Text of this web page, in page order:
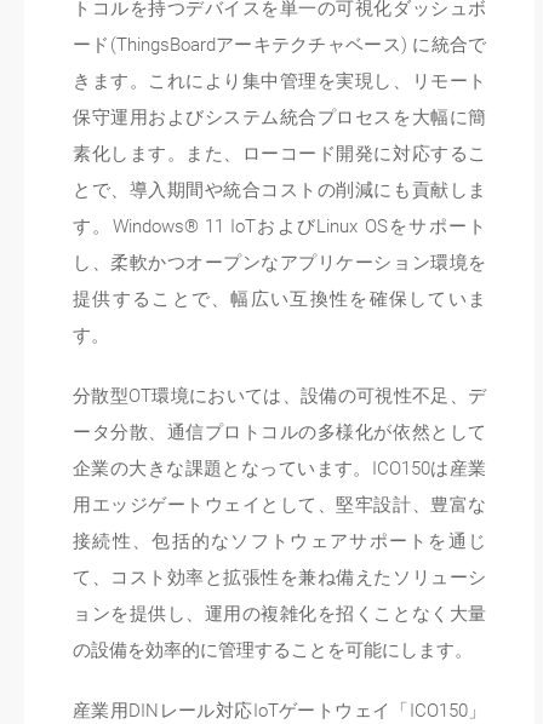
トコルを持つデバイスを単一の可視化ダッシュボ
ード(ThingsBoardアーキテクチャベース) に統合で
きます。これにより集中管理を実現し、リモート
保守運用およびシステム統合プロセスを大幅に簡
素化します。また、ローコード開発に対応するこ
とで、導入期間や統合コストの削減にも貢献しま
す。Windows® 11 IoTおよびLinux OSをサポート
し、柔軟かつオープンなアプリケーション環境を
提供することで、幅広い互換性を確保していま
す。
分散型OT環境においては、設備の可視性不足、デ
ータ分散、通信プロトコルの多様化が依然として
企業の大きな課題となっています。ICO150は産業
用エッジゲートウェイとして、堅牢設計、豊富な
接続性、包括的なソフトウェアサポートを通じ
て、コスト効率と拡張性を兼ね備えたソリューシ
ョンを提供し、運用の複雑化を招くことなく大量
の設備を効率的に管理することを可能にします。
産業用DINレール対応IoTゲートウェイ「ICO150」